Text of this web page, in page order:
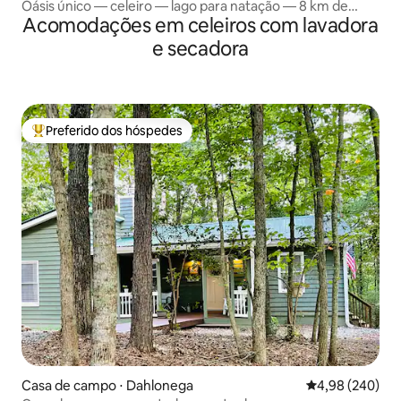
Oásis único — celeiro — lago para natação — 8 km de
trilha
Acomodações em celeiros com lavadora
e secadora
Entre os melhores preferidos dos hóspedes
Preferido dos hóspedes
Casa de campo ⋅ Dahlonega 4,98 de uma
4,98 (240)